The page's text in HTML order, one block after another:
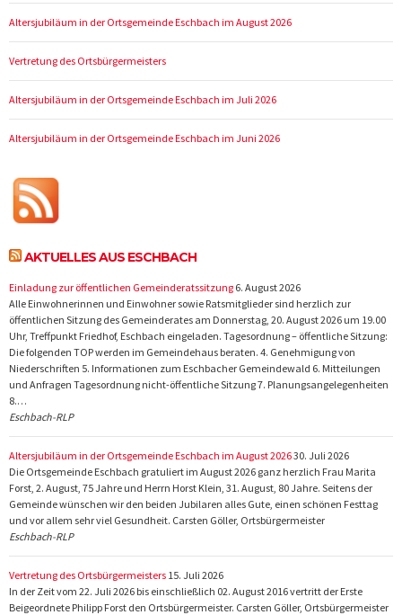
Altersjubiläum in der Ortsgemeinde Eschbach im August 2026
Vertretung des Ortsbürgermeisters
Altersjubiläum in der Ortsgemeinde Eschbach im Juli 2026
Altersjubiläum in der Ortsgemeinde Eschbach im Juni 2026
AKTUELLES AUS ESCHBACH
Einladung zur öffentlichen Gemeinderatssitzung 6. August 2026
Alle Einwohnerinnen und Einwohner sowie Ratsmitglieder sind herzlich zur
öffentlichen Sitzung des Gemeinderates am Donnerstag, 20. August 2026 um 19.00
Uhr, Treffpunkt Friedhof, Eschbach eingeladen. Tagesordnung – öffentliche Sitzung:
Die folgenden TOP werden im Gemeindehaus beraten. 4. Genehmigung von
Niederschriften 5. Informationen zum Eschbacher Gemeindewald 6. Mitteilungen
und Anfragen Tagesordnung nicht-öffentliche Sitzung 7. Planungsangelegenheiten
8.…
Eschbach-RLP
Altersjubiläum in der Ortsgemeinde Eschbach im August 202630. Juli 2026
Die Ortsgemeinde Eschbach gratuliert im August 2026 ganz herzlich Frau Marita
Forst, 2. August, 75 Jahre und Herrn Horst Klein, 31. August, 80 Jahre. Seitens der
Gemeinde wünschen wir den beiden Jubilaren alles Gute, einen schönen Festtag
und vor allem sehr viel Gesundheit. Carsten Göller, Ortsbürgermeister
Eschbach-RLP
Vertretung des Ortsbürgermeisters 15. Juli 2026
In der Zeit vom 22. Juli 2026 bis einschließlich 02. August 2016 vertritt der Erste
Beigeordnete Philipp Forst den Ortsbürgermeister. Carsten Göller, Ortsbürgermeister